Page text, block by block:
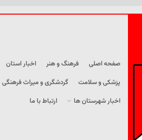
صفحه اصلی فرهنگ و هنر اخبار استان
پزشکی و سلامت
گردشگری و میراث فرهنگی
اخبار شهرستان ها
ارتباط با ما